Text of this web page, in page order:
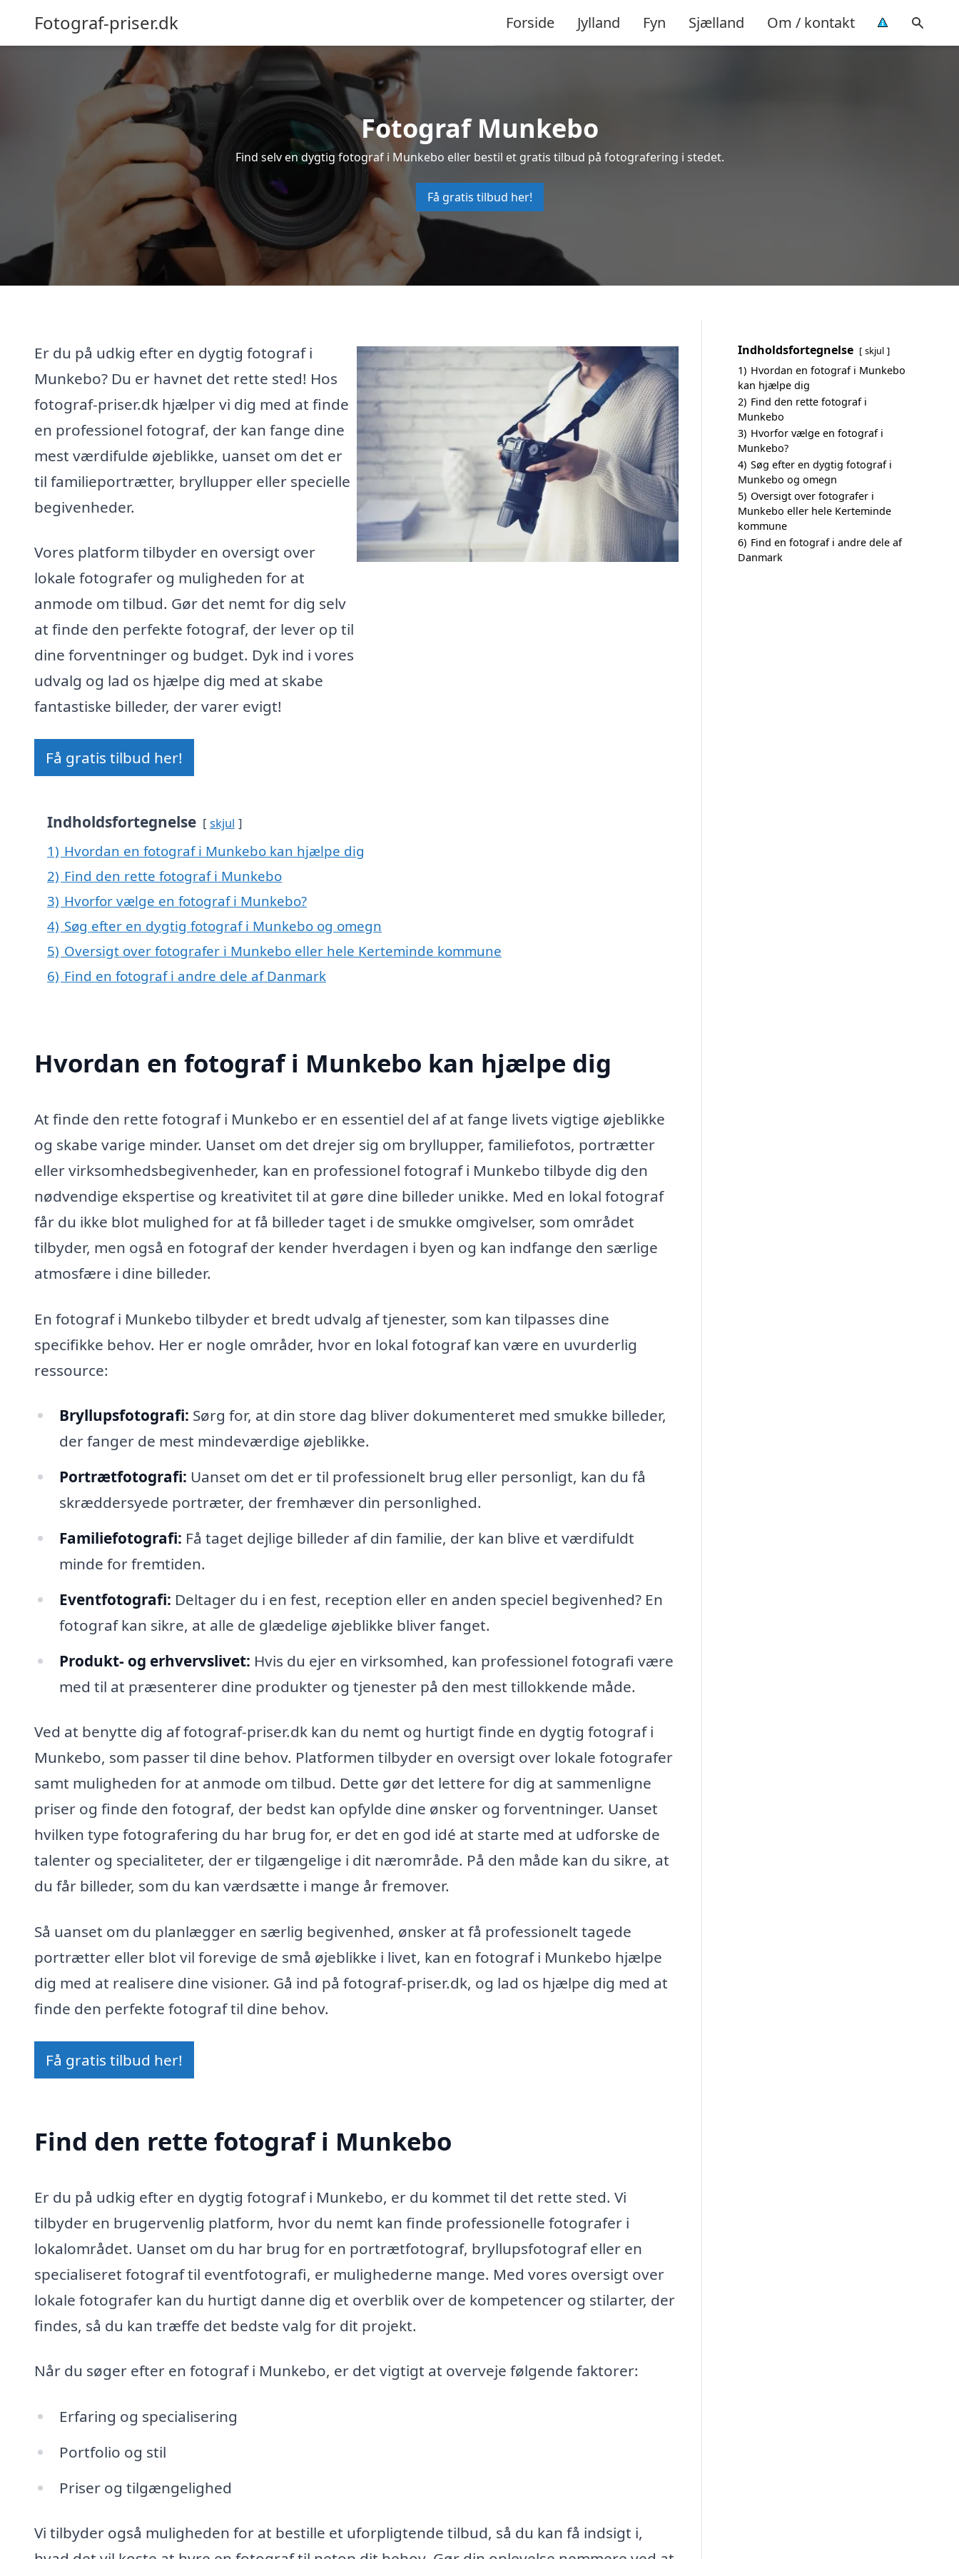
Fotograf-priser.dk Forside Jylland Fyn Sjælland Om / kontakt
Fotograf Munkebo
Find selv en dygtig fotograf i Munkebo eller bestil et gratis tilbud på fotografering i stedet.
Få gratis tilbud her!
Er du på udkig efter en dygtig fotograf i
Munkebo? Du er havnet det rette sted! Hos
fotograf-priser.dk hjælper vi dig med at finde
en professionel fotograf, der kan fange dine
mest værdifulde øjeblikke, uanset om det er
til familieportrætter, bryllupper eller specielle
begivenheder.
Vores platform tilbyder en oversigt over
lokale fotografer og muligheden for at
anmode om tilbud. Gør det nemt for dig selv
at finde den perfekte fotograf, der lever op til
dine forventninger og budget. Dyk ind i vores
udvalg og lad os hjælpe dig med at skabe
fantastiske billeder, der varer evigt!
Få gratis tilbud her!
Indholdsfortegnelse skjul
1) Hvordan en fotograf i Munkebo kan hjælpe dig
2) Find den rette fotograf i Munkebo
3) Hvorfor vælge en fotograf i Munkebo?
4) Søg efter en dygtig fotograf i Munkebo og omegn
5) Oversigt over fotografer i Munkebo eller hele Kerteminde kommune
6) Find en fotograf i andre dele af Danmark
Hvordan en fotograf i Munkebo kan hjælpe dig
At finde den rette fotograf i Munkebo er en essentiel del af at fange livets vigtige øjeblikke
og skabe varige minder. Uanset om det drejer sig om bryllupper, familiefotos, portrætter
eller virksomhedsbegivenheder, kan en professionel fotograf i Munkebo tilbyde dig den
nødvendige ekspertise og kreativitet til at gøre dine billeder unikke. Med en lokal fotograf
får du ikke blot mulighed for at få billeder taget i de smukke omgivelser, som området
tilbyder, men også en fotograf der kender hverdagen i byen og kan indfange den særlige
atmosfære i dine billeder.
En fotograf i Munkebo tilbyder et bredt udvalg af tjenester, som kan tilpasses dine
specifikke behov. Her er nogle områder, hvor en lokal fotograf kan være en uvurderlig
ressource:
Bryllupsfotografi: Sørg for, at din store dag bliver dokumenteret med smukke billeder,
der fanger de mest mindeværdige øjeblikke.
Portrætfotografi: Uanset om det er til professionelt brug eller personligt, kan du få
skræddersyede portræter, der fremhæver din personlighed.
Familiefotografi: Få taget dejlige billeder af din familie, der kan blive et værdifuldt
minde for fremtiden.
Eventfotografi: Deltager du i en fest, reception eller en anden speciel begivenhed? En
fotograf kan sikre, at alle de glædelige øjeblikke bliver fanget.
Produkt- og erhvervslivet: Hvis du ejer en virksomhed, kan professionel fotografi være
med til at præsenterer dine produkter og tjenester på den mest tillokkende måde.
Ved at benytte dig af fotograf-priser.dk kan du nemt og hurtigt finde en dygtig fotograf i
Munkebo, som passer til dine behov. Platformen tilbyder en oversigt over lokale fotografer
samt muligheden for at anmode om tilbud. Dette gør det lettere for dig at sammenligne
priser og finde den fotograf, der bedst kan opfylde dine ønsker og forventninger. Uanset
hvilken type fotografering du har brug for, er det en god idé at starte med at udforske de
talenter og specialiteter, der er tilgængelige i dit nærområde. På den måde kan du sikre, at
du får billeder, som du kan værdsætte i mange år fremover.
Så uanset om du planlægger en særlig begivenhed, ønsker at få professionelt tagede
portrætter eller blot vil forevige de små øjeblikke i livet, kan en fotograf i Munkebo hjælpe
dig med at realisere dine visioner. Gå ind på fotograf-priser.dk, og lad os hjælpe dig med at
finde den perfekte fotograf til dine behov.
Få gratis tilbud her!
Find den rette fotograf i Munkebo
Er du på udkig efter en dygtig fotograf i Munkebo, er du kommet til det rette sted. Vi
tilbyder en brugervenlig platform, hvor du nemt kan finde professionelle fotografer i
lokalområdet. Uanset om du har brug for en portrætfotograf, bryllupsfotograf eller en
specialiseret fotograf til eventfotografi, er mulighederne mange. Med vores oversigt over
lokale fotografer kan du hurtigt danne dig et overblik over de kompetencer og stilarter, der
findes, så du kan træffe det bedste valg for dit projekt.
Når du søger efter en fotograf i Munkebo, er det vigtigt at overveje følgende faktorer:
Erfaring og specialisering
Portfolio og stil
Priser og tilgængelighed
Vi tilbyder også muligheden for at bestille et uforpligtende tilbud, så du kan få indsigt i,
Indholdsfortegnelse skjul
1) Hvordan en fotograf i Munkebo
kan hjælpe dig
2) Find den rette fotograf i
Munkebo
3) Hvorfor vælge en fotograf i
Munkebo?
4) Søg efter en dygtig fotograf i
Munkebo og omegn
5) Oversigt over fotografer i
Munkebo eller hele Kerteminde
kommune
6) Find en fotograf i andre dele af
Danmark